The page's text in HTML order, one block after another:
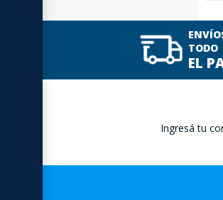
TODO
EL
Ingresá tu